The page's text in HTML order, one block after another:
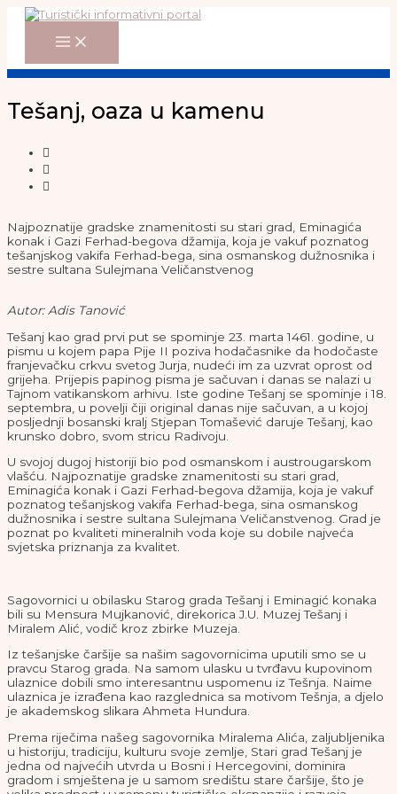
Skip
Menu
Tešanj, oaza u kamenu
Najpoznatije gradske znamenitosti su stari grad, Eminagića
konak i Gazi Ferhad-begova džamija, koja je vakuf poznatog
tešanjskog vakifa Ferhad-bega, sina osmanskog dužnosnika i
sestre sultana Sulejmana Veličanstvenog
Autor: Adis Tanović
Tešanj kao grad prvi put se spominje 23. marta 1461. godine, u
pismu u kojem papa Pije II poziva hodačasnike da hodočaste
franjevačku crkvu svetog Jurja, nudeći im za uzvrat oprost od
grijeha. Prijepis papinog pisma je sačuvan i danas se nalazi u
Tajnom vatikanskom arhivu. Iste godine Tešanj se spominje i 18.
septembra, u povelji čiji original danas nije sačuvan, a u kojoj
posljednji bosanski kralj Stjepan Tomašević daruje Tešanj, kao
krunsko dobro, svom stricu Radivoju.
U svojoj dugoj historiji bio pod osmanskom i austrougarskom
vlašću. Najpoznatije gradske znamenitosti su stari grad,
Eminagića konak i Gazi Ferhad-begova džamija, koja je vakuf
poznatog tešanjskog vakifa Ferhad-bega, sina osmanskog
dužnosnika i sestre sultana Sulejmana Veličanstvenog. Grad je
poznat po kvaliteti mineralnih voda koje su dobile najveća
svjetska priznanja za kvalitet.
Sagovornici u obilasku Starog grada Tešanj i Eminagić konaka
bili su Mensura Mujkanović, direkorica J.U. Muzej Tešanj i
Miralem Alić, vodič kroz zbirke Muzeja.
Iz tešanjske čaršije sa našim sagovornicima uputili smo se u
pravcu Starog grada. Na samom ulasku u tvrđavu kupovinom
ulaznice dobili smo interesantnu uspomenu iz Tešnja. Naime
ulaznica je izrađena kao razglednica sa motivom Tešnja, a djelo
je akademskog slikara Ahmeta Hundura.
Prema riječima našeg sagovornika Miralema Alića, zaljubljenika
u historiju, tradiciju, kulturu svoje zemlje, Stari grad Tešanj je
jedna od najvećih utvrda u Bosni i Hercegovini, dominira
gradom i smještena je u samom središtu stare čaršije, što je